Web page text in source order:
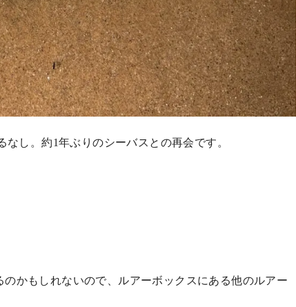
し。約1年ぶりのシーバスとの再会です。
かもしれないので、ルアーボックスにある他のルアー